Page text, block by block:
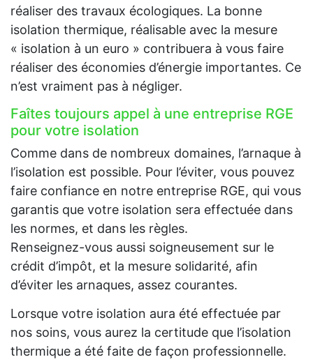
réaliser des travaux écologiques. La bonne
isolation thermique, réalisable avec la mesure
« isolation à un euro » contribuera à vous faire
réaliser des économies d’énergie importantes. Ce
n’est vraiment pas à négliger.
Faîtes toujours appel à une entreprise RGE
pour votre isolation
Comme dans de nombreux domaines, l’arnaque à
l’isolation est possible. Pour l’éviter, vous pouvez
faire confiance en notre entreprise RGE, qui vous
garantis que votre isolation sera effectuée dans
les normes, et dans les règles.
Renseignez-vous aussi soigneusement sur le
crédit d’impôt, et la mesure solidarité, afin
d’éviter les arnaques, assez courantes.
Lorsque votre isolation aura été effectuée par
nos soins, vous aurez la certitude que l’isolation
thermique a été faite de façon professionnelle.